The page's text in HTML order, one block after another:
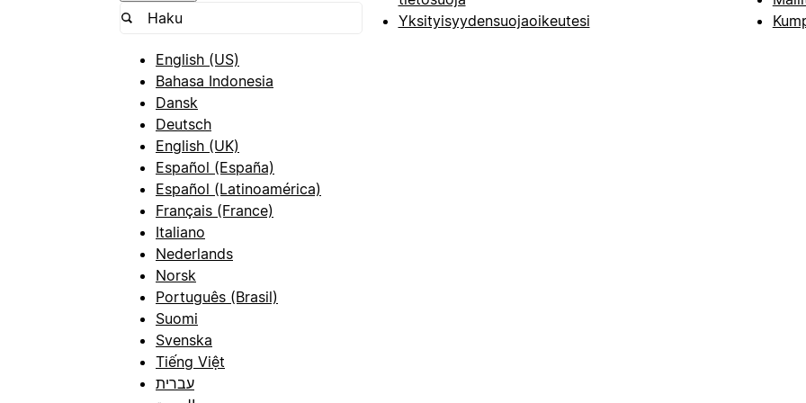
English (US)
Bahasa Indonesia
Dansk
Deutsch
English (UK)
Español (España)
Español (Latinoamérica)
Français (France)
Italiano
Nederlands
Norsk
Português (Brasil)
Suomi
Svenska
Tiếng Việt
עברית
Yksityisyydensuojaoikeutesi